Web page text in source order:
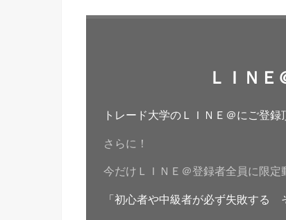
ＬＩＮＥ
トレード大学のＬＩＮＥ＠にご登
さらに！
今だけＬＩＮＥ＠登録者全員に限定
「初心者や中級者が必ず失敗する